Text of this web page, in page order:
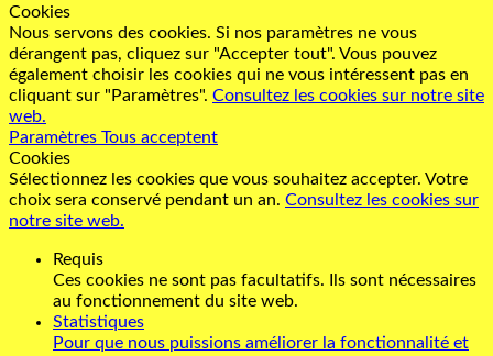
Cookies
Nous servons des cookies. Si nos paramètres ne vous
dérangent pas, cliquez sur "Accepter tout". Vous pouvez
également choisir les cookies qui ne vous intéressent pas en
cliquant sur "Paramètres". Consultez les cookies sur notre site
web.
Paramètres Tous acceptent
Cookies
Sélectionnez les cookies que vous souhaitez accepter. Votre
choix sera conservé pendant un an. Consultez les cookies sur
notre site web.
Requis
Ces cookies ne sont pas facultatifs. Ils sont nécessaires
au fonctionnement du site web.
Statistiques
Pour que nous puissions améliorer la fonctionnalité et